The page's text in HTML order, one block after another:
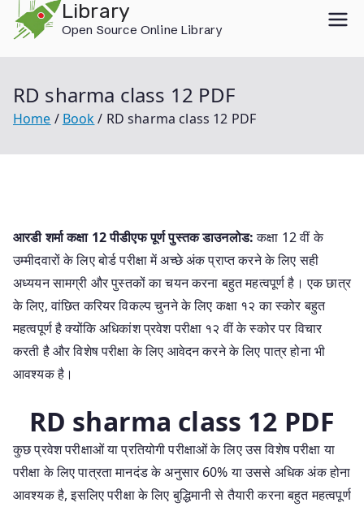
content
Library
Open Source Online Library
RD sharma class 12 PDF
Home Book RD sharma class 12 PDF
आरडी शर्मा कक्षा 12 पीडीएफ पूर्ण पुस्तक डाउनलोड:कक्षा 12 वीं के
उम्मीदवारों के लिए बोर्ड परीक्षा में अच्छे अंक प्राप्त करने के लिए सही
अध्ययन सामग्री और पुस्तकों का चयन करना बहुत महत्वपूर्ण है। एक छात्र
के लिए, वांछित करियर विकल्प चुनने के लिए कक्षा १२ का स्कोर बहुत
महत्वपूर्ण है क्योंकि अधिकांश प्रवेश परीक्षा १२ वीं के स्कोर पर विचार
करती है और विशेष परीक्षा के लिए आवेदन करने के लिए पात्र होना भी
आवश्यक है।
RD sharma class 12 PDF
कुछ प्रवेश परीक्षाओं या प्रतियोगी परीक्षाओं के लिए उस विशेष परीक्षा या
परीक्षा के लिए पात्रता मानदंड के अनुसार 60% या उससे अधिक अंक होना
आवश्यक है, इसलिए परीक्षा के लिए बुद्धिमानी से तैयारी करना बहुत महत्वपूर्ण